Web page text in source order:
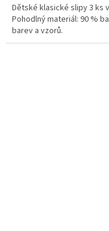
Dětské klasické slipy 3 ks
Pohodlný materiál: 90 %
barev a vzorů.